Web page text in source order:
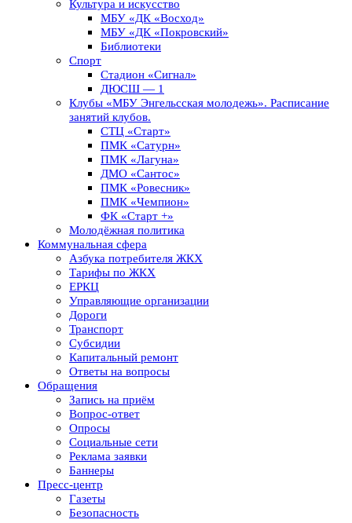
Культура и искусство
МБУ «ДК «Восход»
МБУ «ДК «Покровский»
Библиотеки
Спорт
Стадион «Сигнал»
ДЮСШ — 1
Клубы «МБУ Энгельсская молодежь». Расписание
занятий клубов.
СТЦ «Старт»
ПМК «Сатурн»
ПМК «Лагуна»
ДМО «Сантос»
ПМК «Ровесник»
ПМК «Чемпион»
ФК «Старт +»
Молодёжная политика
Коммунальная сфера
Азбука потребителя ЖКХ
Тарифы по ЖКХ
ЕРКЦ
Управляющие организации
Дороги
Транспорт
Субсидии
Капитальный ремонт
Ответы на вопросы
Обращения
Запись на приём
Вопрос-ответ
Опросы
Социальные сети
Реклама заявки
Баннеры
Пресс-центр
Газеты
Безопасность